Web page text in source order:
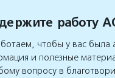
работу
чтобы у вас была
и полезные
вопросу в